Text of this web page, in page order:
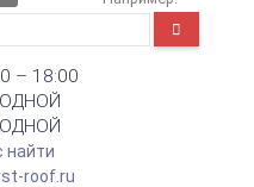
– 18:00
найти
roof.ru